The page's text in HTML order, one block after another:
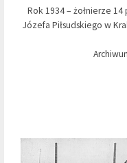
Rok 1934 – żołnierze
Józefa Piłsudskiego w